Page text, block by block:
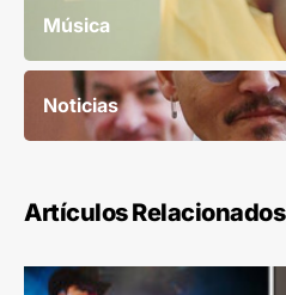
Música
Noticias
Artículos Relacionados